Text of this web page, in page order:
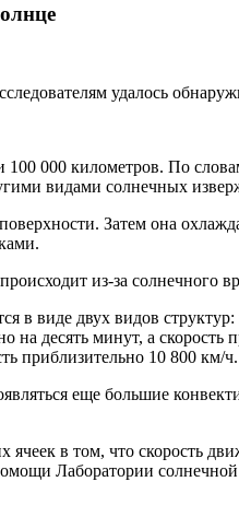
удалось
000 километров. По
видами солнечных
Затем она
из-за солнечного
в виде двух видов
на десять минут, а
приблизительно 10 800 км/ч.
еще большие
в том, что скорость
Лаборатории